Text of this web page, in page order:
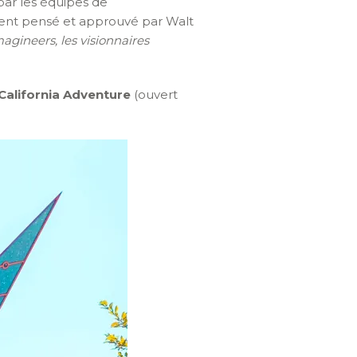
pensé et approuvé par Walt
les visionnaires
Adventure (ouvert